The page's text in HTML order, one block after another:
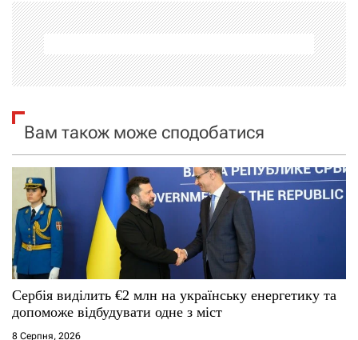
а
ц
і
я
з
п
и
с
і
Вам також може сподобатися
Сербія виділить €2 млн на українську енергетику та
допоможе відбудувати одне з міст
8 Серпня, 2026